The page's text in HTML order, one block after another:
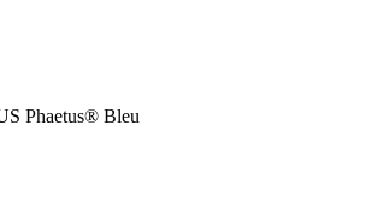
Phaetus® Bleu